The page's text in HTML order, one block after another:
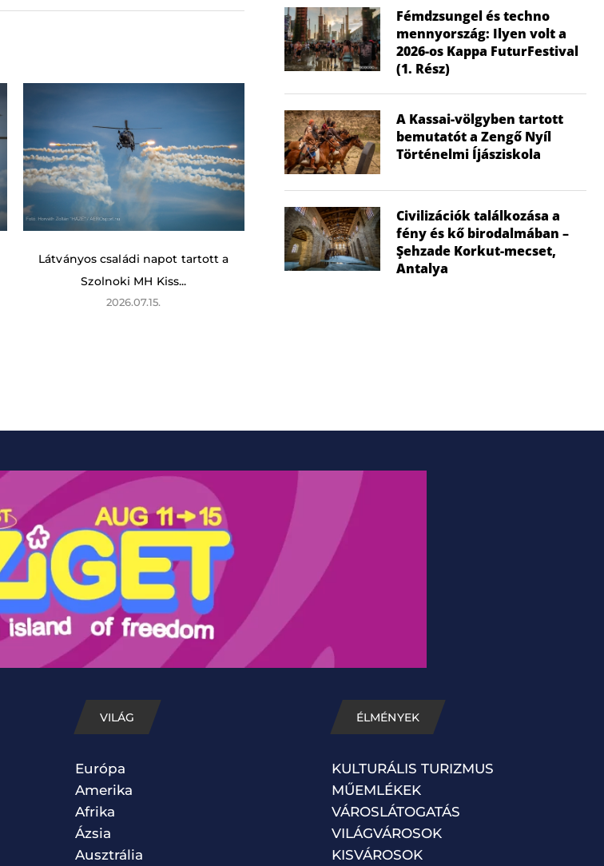
Látványos családi napot tartott a
Szolnoki MH Kiss...
2026.07.15.
Hagyomány és csúcstechnológia az
égen: Lenyűgöző családi nap...
Elstartolt a
Fémdzsungel és techno
mennyország: Ilyen volt a
2026-os Kappa FuturFestival
(1. Rész)
A Kassai-völgyben tartott
bemutatót a Zengő Nyíl
Történelmi Íjásziskola
Civilizációk találkozása a
fény és kő birodalmában –
Şehzade Korkut-mecset,
Antalya
VILÁG
Európa
Amerika
Afrika
Ázsia
Ausztrália
ÉLMÉNYEK
KULTURÁLIS TURIZMUS
MŰEMLÉKEK
VÁROSLÁTOGATÁS
VILÁGVÁROSOK
KISVÁROSOK